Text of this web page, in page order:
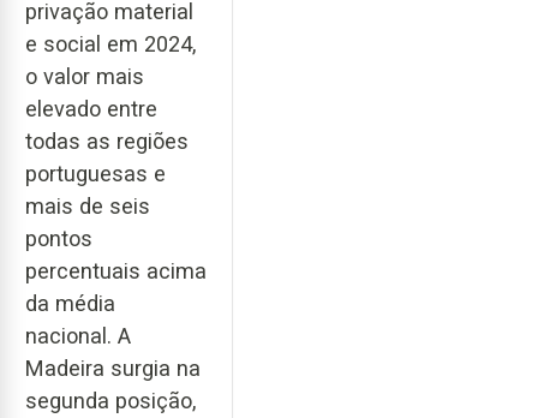
privação material
e social em 2024,
o valor mais
elevado entre
todas as regiões
portuguesas e
mais de seis
pontos
percentuais acima
da média
nacional. A
Madeira surgia na
segunda posição,